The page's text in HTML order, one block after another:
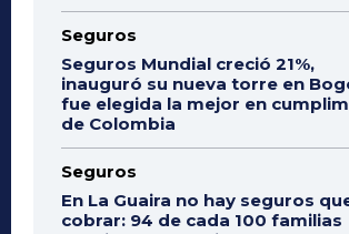
Seguros
Seguros Mundial creció 21%,
inauguró su nueva torre en
fue elegida la mejor en
de Colombia
Seguros
En La Guaira no hay seguros
cobrar: 94 de cada 100 familias